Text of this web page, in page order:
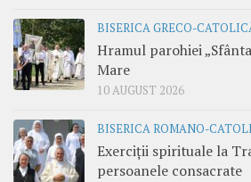
BISERICA GRECO-
Hramul parohiei
Mare
10 AUGUST 2026
BISERICA ROMANO-
Exerciții spirituale la
persoanele consacrate